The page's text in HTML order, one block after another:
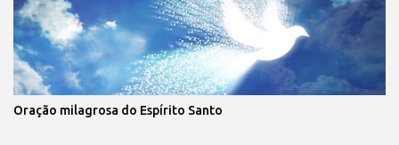
Oração milagrosa do Espírito Santo